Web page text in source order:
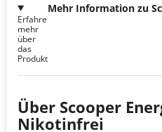
Mehr Information zu
Erfahre
mehr
über
das
Produkt
Über Scooper
Nikotinfrei